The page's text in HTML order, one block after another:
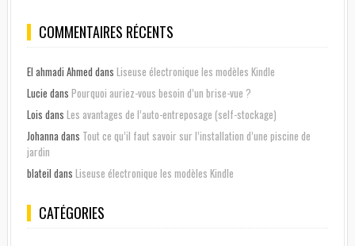
COMMENTAIRES RÉCENTS
El ahmadi Ahmed dans Liseuse électronique les modèles Kindle
Lucie dans Pourquoi auriez-vous besoin d’un brise-vue ?
Lois dans Les avantages de l’auto-entreposage (self-stockage)
Johanna dans Tout ce qu’il faut savoir sur l’installation d’une piscine de
jardin
blateil dans Liseuse électronique les modèles Kindle
CATÉGORIES